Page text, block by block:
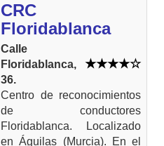
CRC
Floridablanca
Calle
Floridablanca,
36.
Centro de reconocimientos
de conductores
Floridablanca. Localizado
en Águilas (Murcia). En el